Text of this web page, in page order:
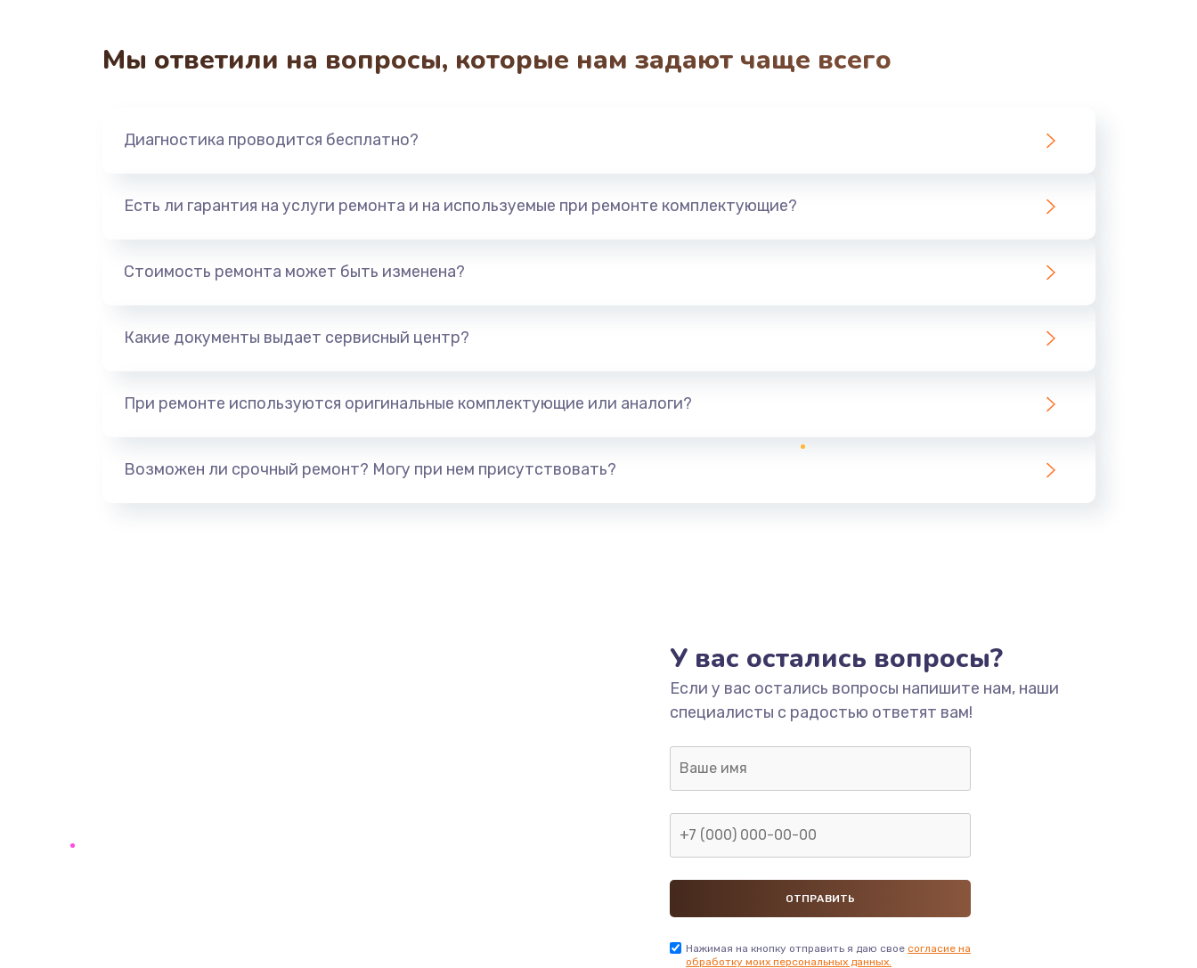
Мы ответили на вопросы, которые нам задают чаще всего
Диагностика проводится бесплатно?
Есть ли гарантия на услуги ремонта и на используемые при ремонте комплектующие?
Стоимость ремонта может быть изменена?
Какие документы выдает сервисный центр?
При ремонте используются оригинальные комплектующие или аналоги?
Возможен ли срочный ремонт? Могу при нем присутствовать?
У вас остались вопросы?
Если у вас остались вопросы напишите нам, наши
специалисты с радостью ответят вам!
Нажимая на кнопку отправить я даю свое согласие на
обработку моих персональных данных.